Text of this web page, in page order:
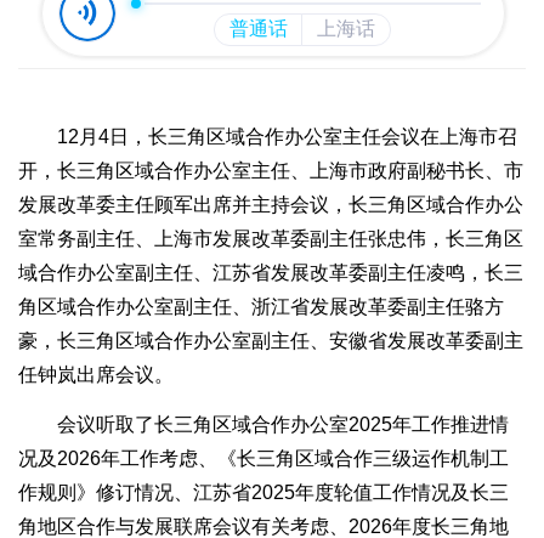
12月4日，长三角区域合作办公室主任会议在上海市召
开，长三角区域合作办公室主任、上海市政府副秘书长、市
发展改革委主任顾军出席并主持会议，长三角区域合作办公
室常务副主任、上海市发展改革委副主任张忠伟，长三角区
域合作办公室副主任、江苏省发展改革委副主任凌鸣，长三
角区域合作办公室副主任、浙江省发展改革委副主任骆方
豪，长三角区域合作办公室副主任、安徽省发展改革委副主
任钟岚出席会议。
会议听取了长三角区域合作办公室2025年工作推进情
况及2026年工作考虑、《长三角区域合作三级运作机制工
作规则》修订情况、江苏省2025年度轮值工作情况及长三
角地区合作与发展联席会议有关考虑、2026年度长三角地